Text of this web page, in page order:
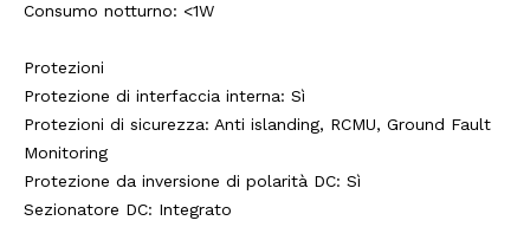
Consumo notturno: <1W
Protezioni
Protezione di interfaccia interna: Sì
Protezioni di sicurezza: Anti islanding, RCMU, Ground Fault
Monitoring
Protezione da inversione di polarità DC: Sì
Sezionatore DC: Integrato